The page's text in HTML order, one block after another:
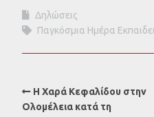
Δηλώσεις
Παγκόσμια Ημέρα
Η Χαρά Κεφαλίδου στην
Ολομέλεια κατά τη